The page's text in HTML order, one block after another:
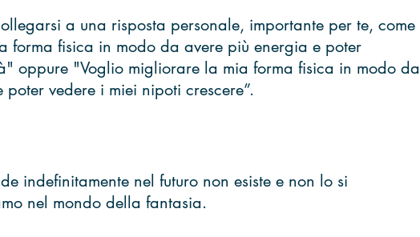
a una risposta personale, importante per te, come
forma fisica in modo da avere più energia e poter
oppure "Voglio migliorare la mia forma fisica in modo da
vedere i miei nipoti crescere”.
indefinitamente nel futuro non esiste e non lo si
nel mondo della fantasia.